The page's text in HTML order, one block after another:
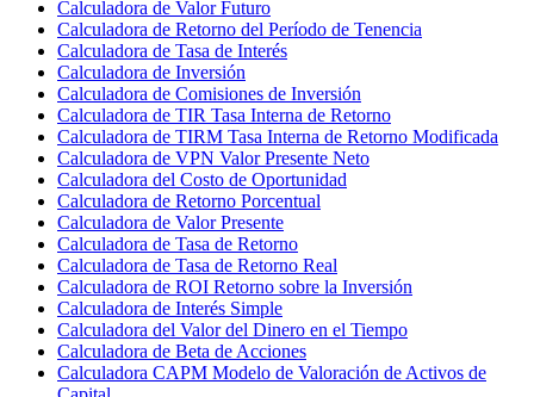
Calculadora de Valor Futuro
Calculadora de Retorno del Período de Tenencia
Calculadora de Tasa de Interés
Calculadora de Inversión
Calculadora de Comisiones de Inversión
Calculadora de TIR Tasa Interna de Retorno
Calculadora de TIRM Tasa Interna de Retorno Modificada
Calculadora de VPN Valor Presente Neto
Calculadora del Costo de Oportunidad
Calculadora de Retorno Porcentual
Calculadora de Valor Presente
Calculadora de Tasa de Retorno
Calculadora de Tasa de Retorno Real
Calculadora de ROI Retorno sobre la Inversión
Calculadora de Interés Simple
Calculadora del Valor del Dinero en el Tiempo
Calculadora de Beta de Acciones
Calculadora CAPM Modelo de Valoración de Activos de